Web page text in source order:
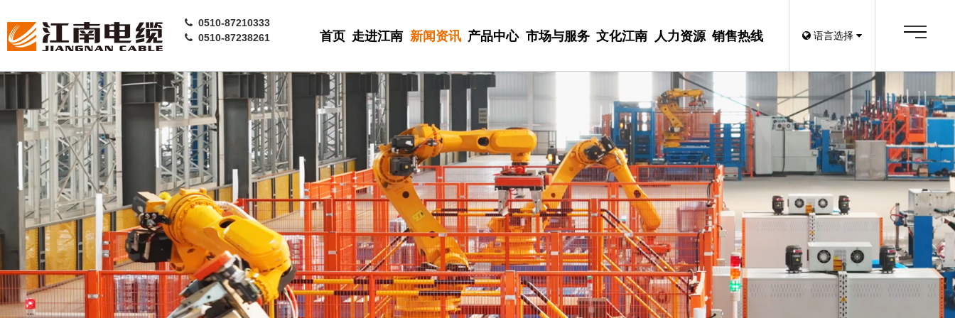
0510-87210333
0510-87238261
语言选择
首页 走进江南 新闻资讯 产品中心 市场与服务 文化江南 人力资源 销售热线